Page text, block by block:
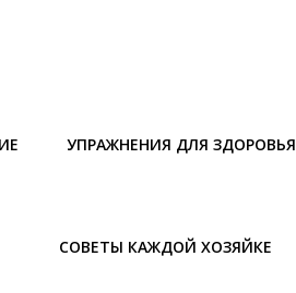
УПРАЖНЕНИЯ ДЛЯ ЗДОРОВЬЯ
СОВЕТЫ КАЖДОЙ ХОЗЯЙКЕ